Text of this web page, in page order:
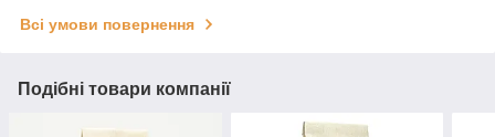
Всі умови повернення
Подібні товари компанії